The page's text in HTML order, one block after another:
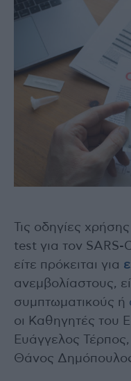
Τις οδηγίες
test για τον
είτε πρόκειται για
ανεμβολίαστους,
συμπτωματικούς ή
οι Καθηγητές του
Ευάγγελος
Θάνος